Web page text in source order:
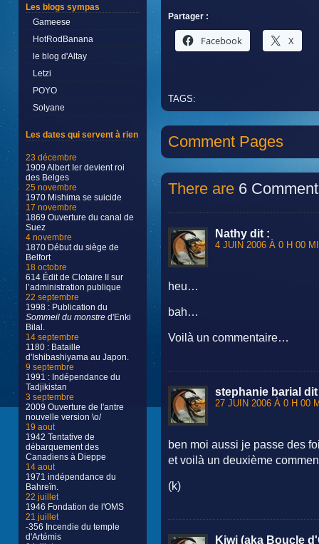
Les blogs sympas
Gameese
HotRodBanana
le blog d'Altay
Letzi
POYO
Solyane
Les dates qui servent à rien
23 décembre
1909 Albert Ier devient roi
des Belges
25 novembre
1970 Mishima se suicide
17 novembre
1869 Ouverture du canal de
Suez
4 novembre
1870 Début du siège de
Belfort
18 octobre
614 Édit de Clotaire II sur
l’administration publique
22 septembre
1998 : Publication du
Sommeil du monstre d'Enki
Bilal.
14 septembre
1180 : Bataille
d'Ishibashiyama au Japon.
9 septembre
1991 : Indépendance du
Tadjikistan
3 septembre
2009 Ouverture de l'antre
nouvelle version \o/
19 aout
1942 Tentative de
débarquement des
Canadiens à Dieppe
14 aout
1971 indépendance du
Bahreïn.
22 juillet
1946 Fondation de l'OMS
21 juillet
-356 Incendie du temple
d'Artémis
Partager :
Facebook X
TAGS:
Comment Pages
There are 6
Nathy dit :
4 JUIN 2006 À 0 H 00
heu…
bah…
Voilà un commentaire…
stephanie barial dit
27 JUIN 2006 À 0 H 00
ben moi aussi je passe des
et voilà un deuxième
(k)
Kiwi (aka Boucle